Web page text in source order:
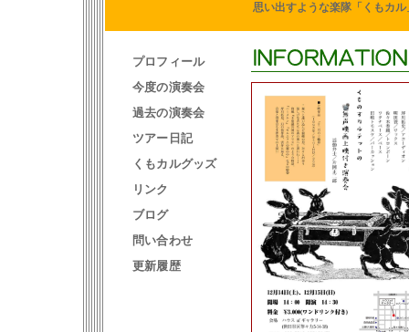
思い出すような楽隊「くもカ
プロフィール
今度の演奏会
過去の演奏会
ツアー日記
くもカルグッズ
リンク
ブログ
問い合わせ
更新履歴